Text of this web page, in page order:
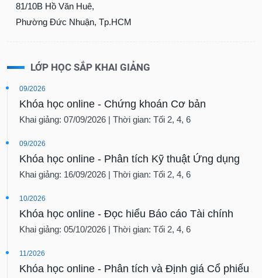
81/10B Hồ Văn Huê,
Phường Đức Nhuận, Tp.HCM
LỚP HỌC SẮP KHAI GIẢNG
09/2026
Khóa học online - Chứng khoán Cơ bản
Khai giảng: 07/09/2026 | Thời gian: Tối 2, 4, 6
09/2026
Khóa học online - Phân tích Kỹ thuật Ứng dụng
Khai giảng: 16/09/2026 | Thời gian: Tối 2, 4, 6
10/2026
Khóa học online - Đọc hiểu Báo cáo Tài chính
Khai giảng: 05/10/2026 | Thời gian: Tối 2, 4, 6
11/2026
Khóa học online - Phân tích và Định giá Cổ phiếu